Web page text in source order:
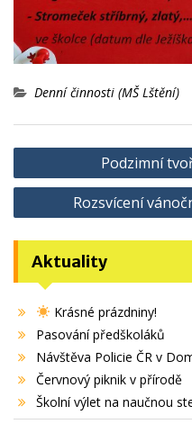
Denní činnosti (MŠ Lštění)
Navigace
pro
příspěvek
Podzimní
Rozsvícení
Aktuality
Krásné prázdniny!
Pasování předškoláků
Návštěva Policie ČR v
Červnový piknik v přírodě
Školní výlet na naučnou